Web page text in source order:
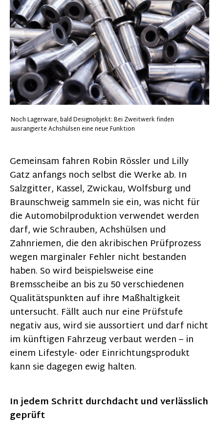
Noch Lagerware, bald Designobjekt: Bei Zweitwerk finden
ausrangierte Achshülsen eine neue Funktion
Gemeinsam fahren Robin Rössler und Lilly
Gatz anfangs noch selbst die Werke ab. In
Salzgitter, Kassel, Zwickau, Wolfsburg und
Braunschweig sammeln sie ein, was nicht für
die Automobilproduktion verwendet werden
darf, wie Schrauben, Achshülsen und
Zahnriemen, die den akribischen Prüfprozess
wegen marginaler Fehler nicht bestanden
haben. So wird beispielsweise eine
Bremsscheibe an bis zu 50 verschiedenen
Qualitätspunkten auf ihre Maßhaltigkeit
untersucht. Fällt auch nur eine Prüfstufe
negativ aus, wird sie aussortiert und darf nicht
im künftigen Fahrzeug verbaut werden – in
einem Lifestyle- oder Einrichtungsprodukt
kann sie dagegen ewig halten.
In jedem Schritt durchdacht und verlässlich
geprüft